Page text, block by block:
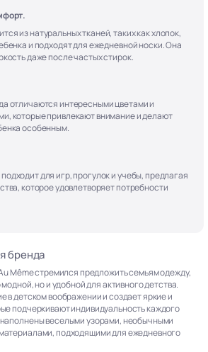
из натуральных тканей, таких как хлопок,
и подходят для ежедневной носки. Она
даже после частых стирок.
отличаются интересными цветами и
которые привлекают внимание и делают
особенным.
для игр, прогулок и учебы, предлагая
которое удовлетворяет потребности
бренда
Même стремился предложить семьям одежду,
но и удобной для активного детства.
в детском воображении и создает яркие и
подчеркивают индивидуальность каждого
веселыми узорами, необычными
подходящими для ежедневного